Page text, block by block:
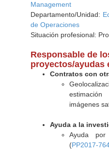
Management
Departamento/Unidad:
de Operaciones
Situación profesional:
Responsable de
proyectos/ayudas
Contratos con
imágenes
Ayuda a la
Ayuda por
(PP2017-